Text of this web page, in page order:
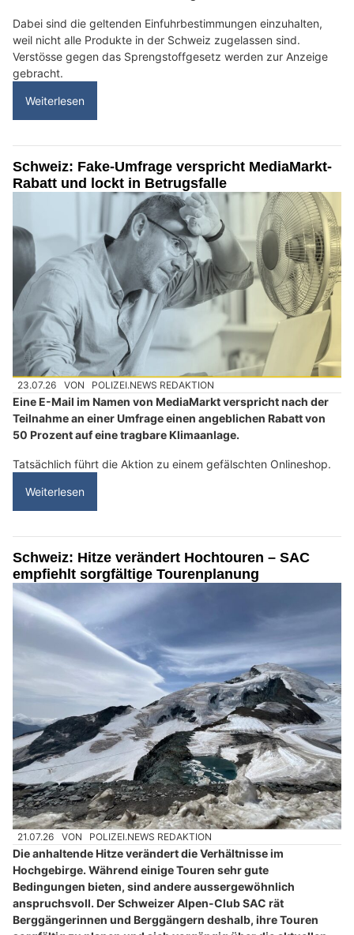
Dabei sind die geltenden Einfuhrbestimmungen einzuhalten,
weil nicht alle Produkte in der Schweiz zugelassen sind.
Verstösse gegen das Sprengstoffgesetz werden zur Anzeige
gebracht.
Weiterlesen
Schweiz: Fake-Umfrage verspricht MediaMarkt-
Rabatt und lockt in Betrugsfalle
23.07.26 VON POLIZEI.NEWS REDAKTION
Eine E-Mail im Namen von MediaMarkt verspricht nach der
Teilnahme an einer Umfrage einen angeblichen Rabatt von
50 Prozent auf eine tragbare Klimaanlage.
Tatsächlich führt die Aktion zu einem gefälschten Onlineshop.
Weiterlesen
Schweiz: Hitze verändert Hochtouren – SAC
empfiehlt sorgfältige Tourenplanung
21.07.26 VON POLIZEI.NEWS REDAKTION
Die anhaltende Hitze verändert die Verhältnisse im
Hochgebirge. Während einige Touren sehr gute
Bedingungen bieten, sind andere aussergewöhnlich
anspruchsvoll. Der Schweizer Alpen-Club SAC rät
Berggängerinnen und Berggängern deshalb, ihre Touren